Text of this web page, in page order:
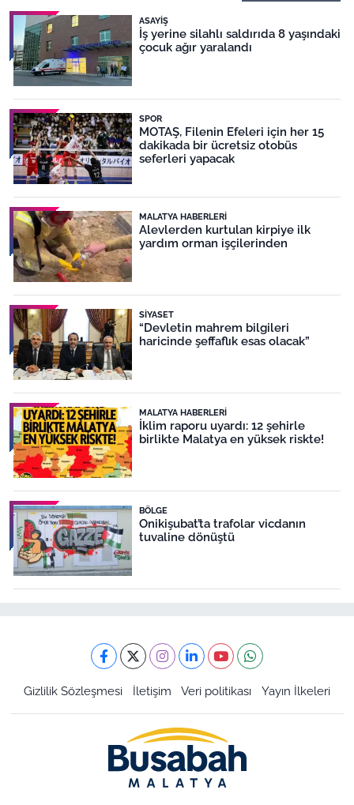
ASAYIŞ
İş yerine silahlı saldırıda 8 yaşındaki
çocuk ağır yaralandı
SPOR
MOTAŞ, Filenin Efeleri için her 15
dakikada bir ücretsiz otobüs
seferleri yapacak
MALATYA HABERLERI
Alevlerden kurtulan kirpiye ilk
yardım orman işçilerinden
SIYASET
“Devletin mahrem bilgileri
haricinde şeffaflık esas olacak”
MALATYA HABERLERI
İklim raporu uyardı: 12 şehirle
birlikte Malatya en yüksek riskte!
BÖLGE
Onikişubat’ta trafolar vicdanın
tuvaline dönüştü
Gizlilik Sözleşmesi İletişim Veri politikası Yayın İlkeleri